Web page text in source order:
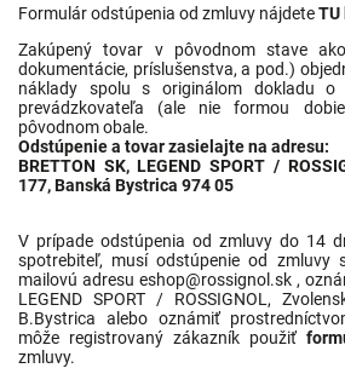
Formulár odstúpenia od zmluvy nájdeteTU
Zakúpený tovar v pôvodnom stave
dokumentácie, príslušenstva, a pod.)
náklady spolu s originálom dokladu
prevádzkovateľa (ale nie formou
pôvodnom obale.
Odstúpenie a tovar zasielajte na adresu:
BRETTON SK, LEGEND SPORT /
177, Banská Bystrica 974 05
V prípade odstúpenia od zmluvy do 14
spotrebiteľ, musí odstúpenie od zmluvy
mailovú adresu eshop@rossignol.sk ,
LEGEND SPORT / ROSSIGNOL,
B.Bystrica alebo oznámiť
môže registrovaný zákazník použiť
zmluvy.